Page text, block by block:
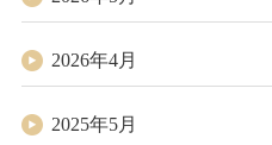
2026年4月
2025年5月